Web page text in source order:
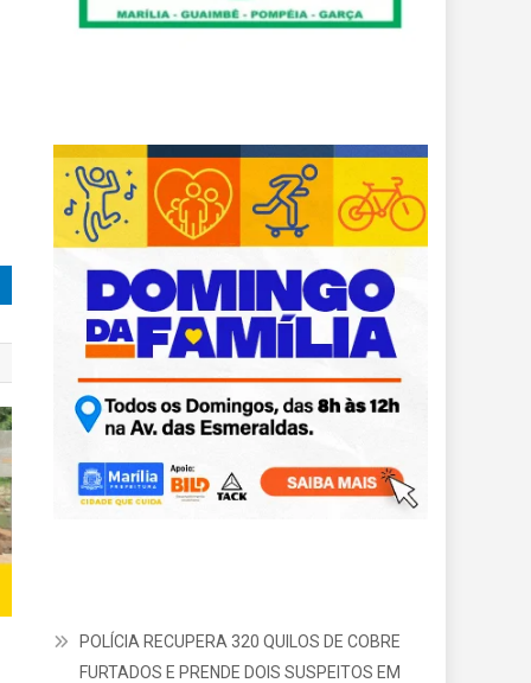
POLÍCIA RECUPERA 320 QUILOS DE COBRE
FURTADOS E PRENDE DOIS SUSPEITOS EM